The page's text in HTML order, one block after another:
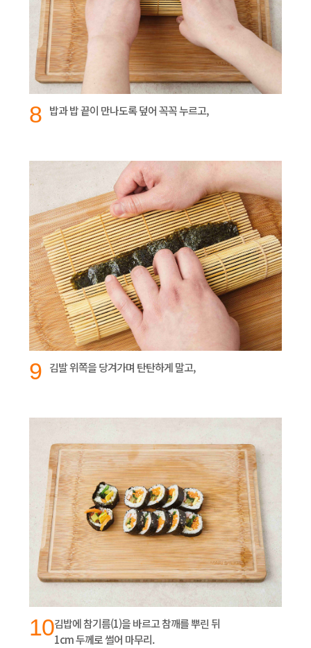
8 밥과 밥 끝이 만나도록 덮어 꼭꼭 누르고,
9 김발 위쪽을 당겨가며 탄탄하게 말고,
10김밥에 참기름(1)을 바르고 참깨를 뿌린 뒤
1cm 두께로 썰어 마무리.